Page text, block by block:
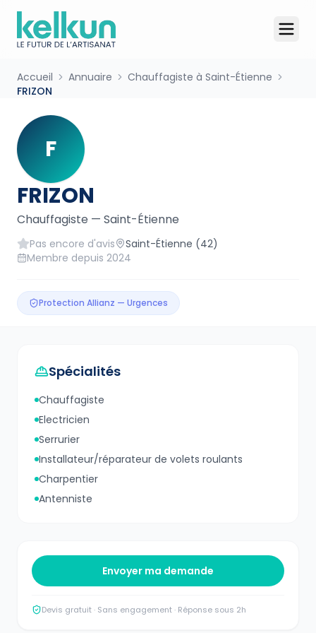
Accueil Annuaire
Chauffagiste à Saint-Étienne
FRIZON
F
FRIZON
Chauffagiste — Saint-Étienne
Pas encore d'avis Saint-Étienne (42)
Membre depuis 2024
Protection Allianz — Urgences
Spécialités
Chauffagiste
Electricien
Serrurier
Installateur/réparateur de volets roulants
Charpentier
Antenniste
Envoyer ma demande
Devis gratuit · Sans engagement · Réponse sous 2h